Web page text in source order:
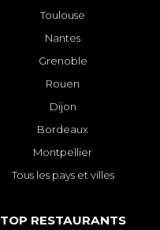
Toulouse
Nantes
Grenoble
Rouen
Dijon
Bordeaux
Montpellier
Tous les pays et villes
TOP RESTAURANTS